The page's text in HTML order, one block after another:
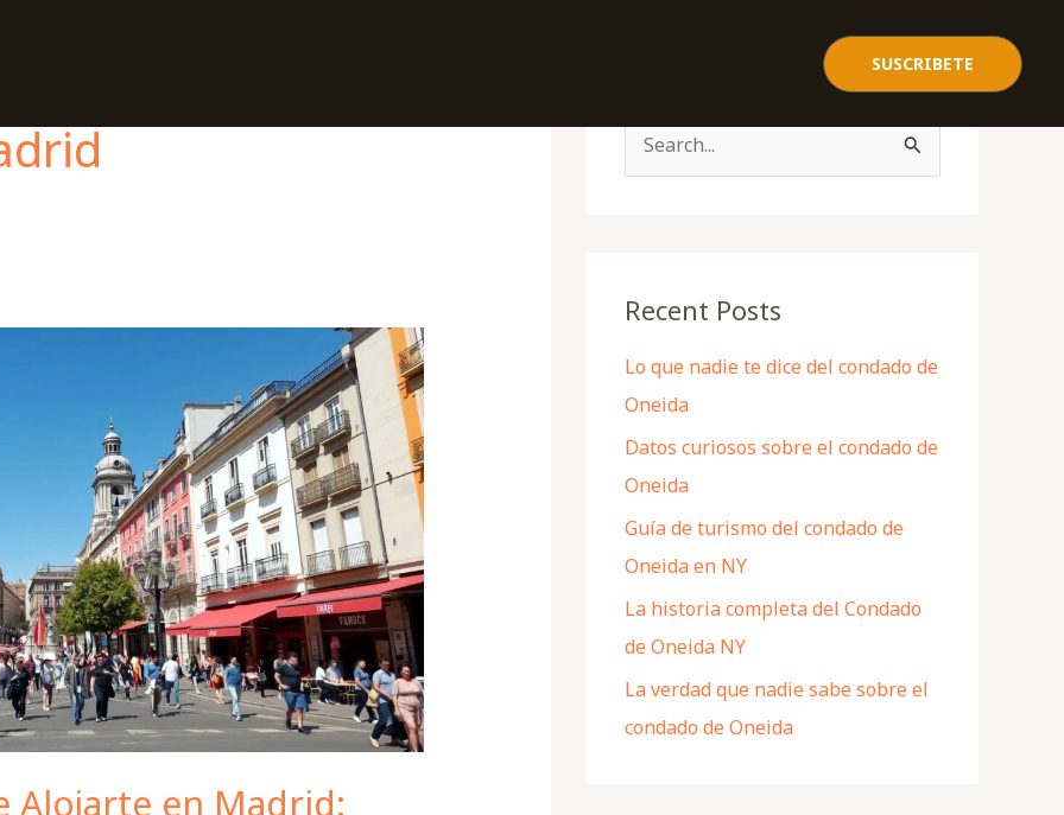
SUSCRIBETE
Alojarte en Madrid:
c
f
o
r
:
Recent Posts
Lo que nadie te dice del condado de
Oneida
Datos curiosos sobre el condado de
Oneida
Guía de turismo del condado de
Oneida en NY
La historia completa del Condado
de Oneida NY
La verdad que nadie sabe sobre el
condado de Oneida